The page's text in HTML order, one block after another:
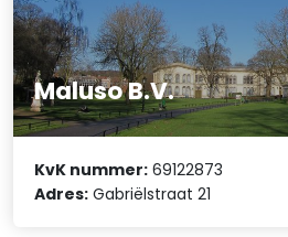
Maluso B.V.
KvK nummer: 69122873
Adres: Gabriëlstraat 21